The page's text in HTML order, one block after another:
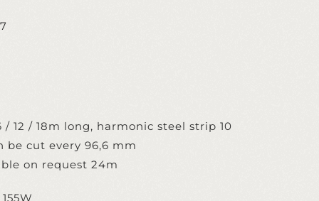
12 / 18m long, harmonic steel strip 10
be cut every 96,6 mm
on request 24m